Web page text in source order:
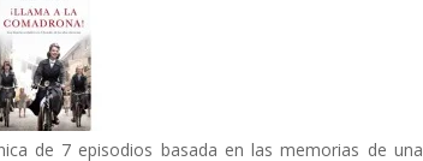
de 7 episodios basada en las memorias de una